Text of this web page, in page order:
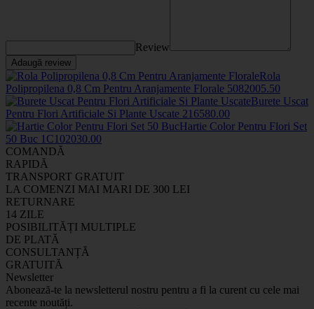
Review
Adaugă review
Rola
Polipropilena 0,8 Cm Pentru Aranjamente Florale 5082005.50
Burete Uscat
Pentru Flori Artificiale Si Plante Uscate 216580.00
Hartie Color Pentru Flori Set
50 Buc 1C102030.00
COMANDĂ
RAPIDĂ
TRANSPORT GRATUIT
LA COMENZI MAI MARI DE 300 LEI
RETURNARE
14 ZILE
POSIBILITĂȚI MULTIPLE
DE PLATĂ
CONSULTANȚĂ
GRATUITĂ
Newsletter
Abonează-te la newsletterul nostru pentru a fi la curent cu cele mai
recente noutăți.